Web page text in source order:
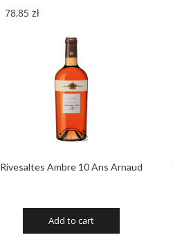
Rivesaltes Ambre 10 Ans Arnaud
78,85 zł
Add to cart